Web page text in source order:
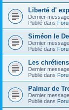
Liberté d'
Dernier
Publié dans
Siméon le
Dernier
Publié dans
Les
Dernier
Publié dans
Palmar de
Dernier
Publié dans